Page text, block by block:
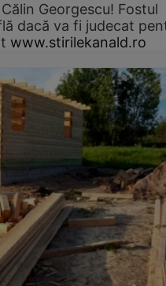
Georgescu! Fostul
dacă va fi judecat
www.stirilekanald.ro